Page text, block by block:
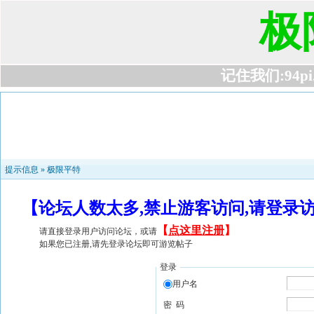
极
记住我们
提示信息 » 极限平特
【论坛人数太多,禁止游客访问,请登
请直接登录用户访问论坛，或请 【 点这里注册】
如果您已注册,请先登录论坛即可游览帖子
登录
用户名
密 码